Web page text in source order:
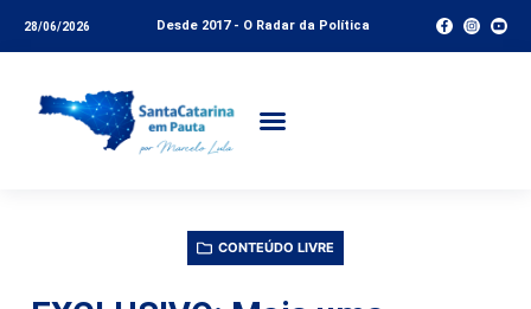
28/06/2026 Desde 2017 - O Radar da Política
CONTEÚDO LIVRE